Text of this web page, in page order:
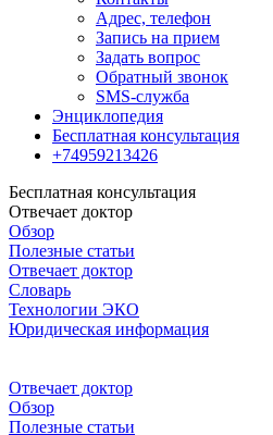
Адрес, телефон
Запись на прием
Задать вопрос
Обратный звонок
SMS-служба
Энциклопедия
Бесплатная консультация
+74959213426
Бесплатная консультация
Отвечает доктор
Обзор
Полезные статьи
Отвечает доктор
Словарь
Технологии ЭКО
Юридическая информация
Отвечает доктор
Обзор
Полезные статьи